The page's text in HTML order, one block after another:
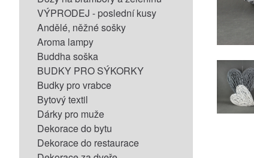
VÝPRODEJ - poslední kusy
Andělé, něžné sošky
Aroma lampy
Buddha soška
BUDKY PRO SÝKORKY
Budky pro vrabce
Bytový textil
Dárky pro muže
Dekorace do bytu
Dekorace do restaurace